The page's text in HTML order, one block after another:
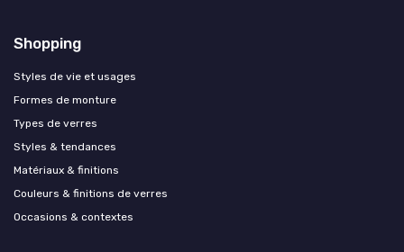
Shopping
Styles de vie et usages
Formes de monture
Types de verres
Styles & tendances
Matériaux & finitions
Couleurs & finitions de verres
Occasions & contextes